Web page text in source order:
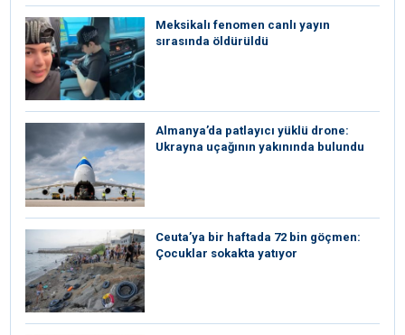
Meksikalı fenomen canlı yayın
sırasında öldürüldü
Almanya’da patlayıcı yüklü drone:
Ukrayna uçağının yakınında bulundu
Ceuta’ya bir haftada 72 bin göçmen:
Çocuklar sokakta yatıyor